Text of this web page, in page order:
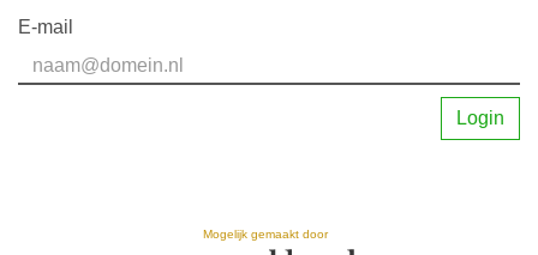
E-mail
Login
Mogelijk gemaakt door